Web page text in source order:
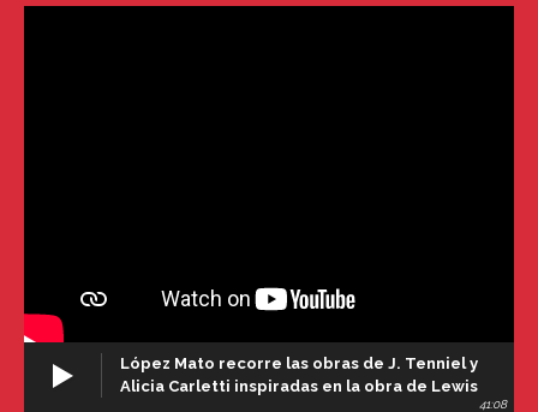
López Mato recorre las obras de J. Tenniel y
Alicia Carletti inspiradas en la obra de Lewis
41:08